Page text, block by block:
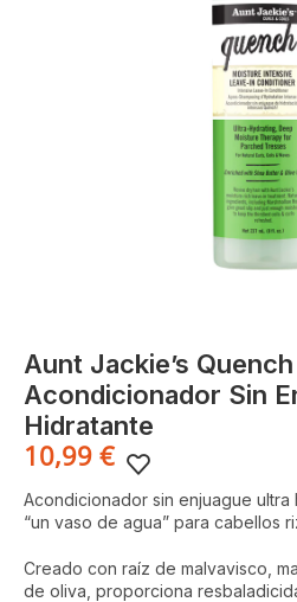
Aunt Jackie’s
Acondicionador Sin
Hidratante
10,99 €
Acondicionador sin enjuague
“un vaso de agua” para cabellos
Creado con raíz de malvavisco,
de oliva, proporciona